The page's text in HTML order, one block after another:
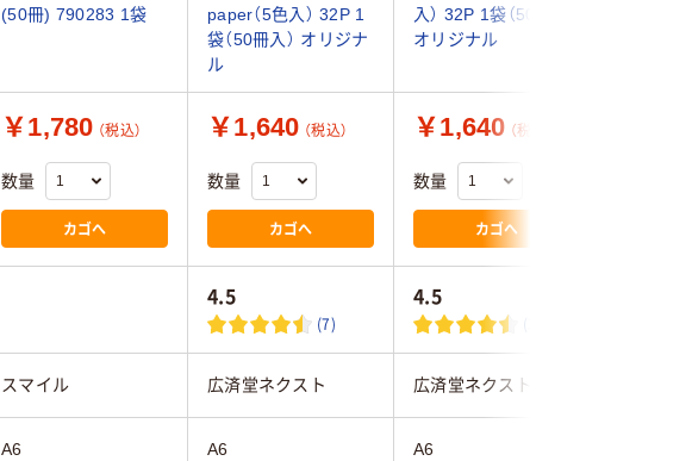
(50冊) 790283 1袋
paper（5色入） 32P 1
袋（50冊入） オリジナ
ル
入） 32P 1袋（50冊入）
オリジナル
￥1,780 （税込）
数量
カゴへ
￥1,640 （税込）
数量
カゴへ
￥1,640 （税込）
数量
カゴへ
4.5
(7)
4.5
(3)
スマイル 広済堂ネクスト 広済堂ネクスト
A6 A6 A6